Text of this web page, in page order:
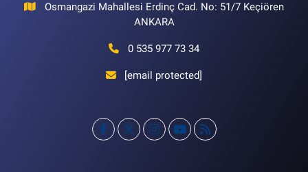
Osmangazi Mahallesi Erdinç Cad. No: 51/7 Keçiören
ANKARA
0 535 977 73 34
[email protected]